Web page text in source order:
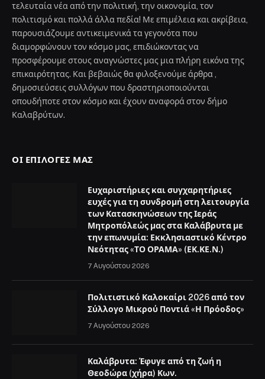
τελευταία νέα από την πολιτική, την οικονομία, τον
πολιτισμό και πολλά άλλα πεδία! Με επιμέλεια και ακρίβεια,
παρουσιάζουμε αντικειμενικά τα γεγονότα που
διαμορφώνουν τον κόσμο μας, επιδιώκοντας να
προσφέρουμε στους αναγνώστες μας μια πλήρη εικόνα της
επικαιρότητας. Και βεβαιώς θα φιλοξενούμε άρθρα ,
δημοσιεύσεις συλλόγων που δραστηριοποιούνται
οπουδήποτε στον κόσμο και έχουν αναφορά στον δήμο
Καλαβρύτων.
ΟΙ ΕΠΙΛΟΓΈΣ ΜΑΣ
Ευχαριστήριες και συγχαρητήριες
ευχές για τη συνδρομή στη λειτουργία
των Κατασκηνώσεων της Ιεράς
Μητροπόλεώς μας στα Καλάβρυτα με
την επωνυμία: Εκκλησιαστικό Κέντρο
Νεότητας «ΤΟ ΟΡΑΜΑ» (ΕΚ.ΚΕ.Ν.)
7 Αυγούστου 2026
Πολιτιστικό Καλοκαίρι 2026 από τον
Σύλλογο Μικρού Ποντιά «Η Πρόοδος»
7 Αυγούστου 2026
Καλάβρυτα: Έφυγε από τη ζωή η
Θεοδώρα (χήρα) Κων.